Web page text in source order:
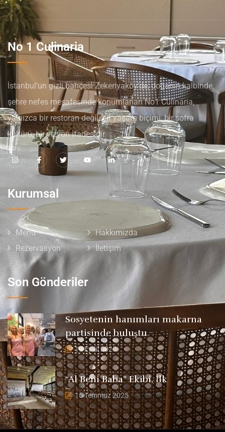
No 1 Culinaria
İstanbul’un gizli bahçesi Zekeriyaköy’de, doğanın kalbinde,
şehre nefes mesafesinde konumlanan No1 Culinaria,
yalnızca bir restoran değil; bir yaşam biçimi, bir sofra
kültürü, bir vizyon ifadesidir.
Kurumsal
Menü
Hakkımızda
Rezervasyon
İletişim
Son Gönderiler
Sosyetenin hanımları makarna
partisinde buluştu
18 Eylül 2025
“Al Beni Baba” Ekibi, İlk
15 Temmuz 2025